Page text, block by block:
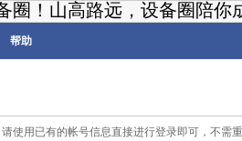
圈！山高路远，设备圈陪你
帮助
使用已有的帐号信息直接进行登录即可，不需